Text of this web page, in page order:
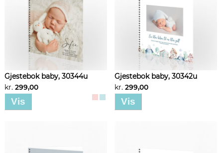
Gjestebok baby, 30344u
kr. 299,00
Vis
Gjestebok baby, 30342u
kr. 299,00
Vis